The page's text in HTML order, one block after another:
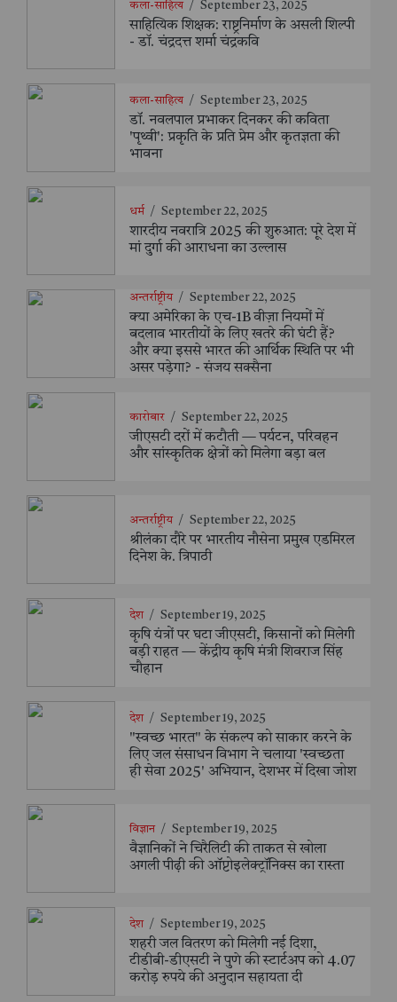
कला-साहित्य / September 23, 2025
साहित्यिक शिक्षक: राष्ट्रनिर्माण के असली शिल्पी
- डॉ. चंद्रदत्त शर्मा चंद्रकवि
कला-साहित्य / September 23, 2025
डॉ. नवलपाल प्रभाकर दिनकर की कविता
'पृथ्वी': प्रकृति के प्रति प्रेम और कृतज्ञता की
भावना
धर्म / September 22, 2025
शारदीय नवरात्रि 2025 की शुरुआत: पूरे देश में
मां दुर्गा की आराधना का उल्लास
अन्तर्राष्ट्रीय / September 22, 2025
क्या अमेरिका के एच-1B वीज़ा नियमों में
बदलाव भारतीयों के लिए खतरे की घंटी हैं?
और क्या इससे भारत की आर्थिक स्थिति पर भी
असर पड़ेगा? - संजय सक्सैना
कारोबार / September 22, 2025
जीएसटी दरों में कटौती — पर्यटन, परिवहन
और सांस्कृतिक क्षेत्रों को मिलेगा बड़ा बल
अन्तर्राष्ट्रीय / September 22, 2025
श्रीलंका दौरे पर भारतीय नौसेना प्रमुख एडमिरल
दिनेश के. त्रिपाठी
देश / September 19, 2025
कृषि यंत्रों पर घटा जीएसटी, किसानों को मिलेगी
बड़ी राहत — केंद्रीय कृषि मंत्री शिवराज सिंह
चौहान
देश / September 19, 2025
"स्वच्छ भारत" के संकल्प को साकार करने के
लिए जल संसाधन विभाग ने चलाया 'स्वच्छता
ही सेवा 2025' अभियान, देशभर में दिखा जोश
विज्ञान / September 19, 2025
वैज्ञानिकों ने चिरैलिटी की ताकत से खोला
अगली पीढ़ी की ऑप्टोइलेक्ट्रॉनिक्स का रास्ता
देश / September 19, 2025
शहरी जल वितरण को मिलेगी नई दिशा,
टीडीबी-डीएसटी ने पुणे की स्टार्टअप को 4.07
करोड़ रुपये की अनुदान सहायता दी